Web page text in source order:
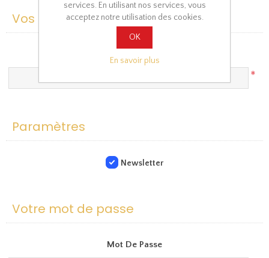
Vos informations de contact
Téléphone
*
Paramètres
Newsletter
Votre mot de passe
Mot De Passe
services. En utilisant nos services, vous
acceptez notre utilisation des cookies.
OK
En savoir plus